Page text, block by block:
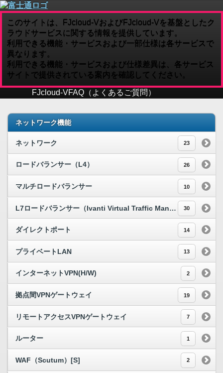
このサイトは、FJcloud-VおよびFJcloud-Vを基盤としたク
ラウドサービスに関する情報を提供しています。
利用できる機能・サービスおよび一部仕様は各サービスで
異なります。
利用できる機能・サービスおよび仕様差異は、各サービス
サイトで提供されている案内を確認してください。
FJcloud-VFAQ（よくあるご質問）
ネットワーク機能
ネットワーク 23
ロードバランサー（L4） 26
マルチロードバランサー 10
L7ロードバランサー（Ivanti Virtual Traffic Manager）[S] 30
ダイレクトポート 14
プライベートLAN 13
インターネットVPN(H/W) 2
拠点間VPNゲートウェイ 19
リモートアクセスVPNゲートウェイ 7
ルーター 1
WAF（Scutum）[S] 2